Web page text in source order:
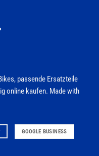
, passende Ersatzteile
online kaufen. Made with
GOOGLE BUSINESS